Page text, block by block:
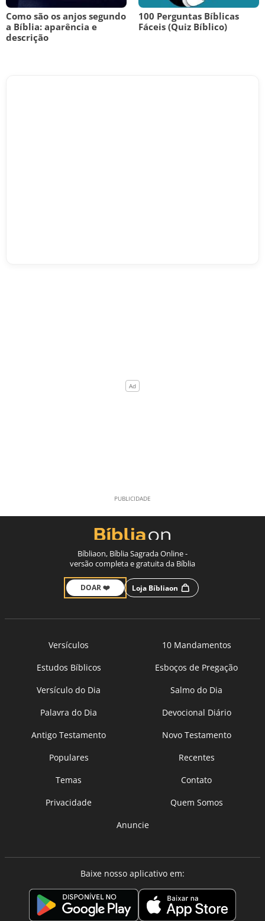
Como são os anjos segundo
a Bíblia: aparência e
descrição
100 Perguntas Bíblicas
Fáceis (Quiz Bíblico)
Bíbliaon, Bíblia Sagrada Online -
versão completa e gratuita da Bíblia
DOAR ❤️ Loja Bíbliaon
Versículos
10 Mandamentos
Estudos Bíblicos
Esboços de Pregação
Versículo do Dia
Salmo do Dia
Palavra do Dia
Devocional Diário
Antigo Testamento
Novo Testamento
Populares
Recentes
Temas
Contato
Privacidade
Quem Somos
Anuncie
Baixe nosso aplicativo em: